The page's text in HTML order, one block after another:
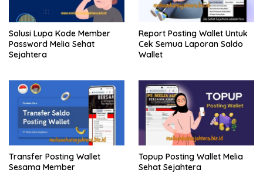
Solusi Lupa Kode Member
Password Melia Sehat
Sejahtera
Report Posting Wallet Untuk
Cek Semua Laporan Saldo
Wallet
Transfer Posting Wallet
Sesama Member
Topup Posting Wallet Melia
Sehat Sejahtera